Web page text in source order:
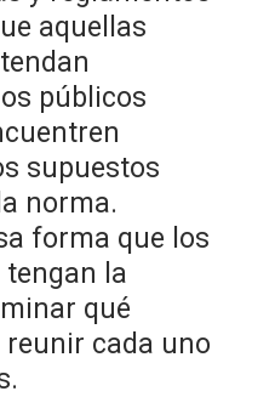
aquellas
públicos
supuestos
norma.
forma que los
la
qué
reunir cada uno